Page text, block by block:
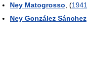
Ney Matogrosso , (1941
Ney González Sánchez